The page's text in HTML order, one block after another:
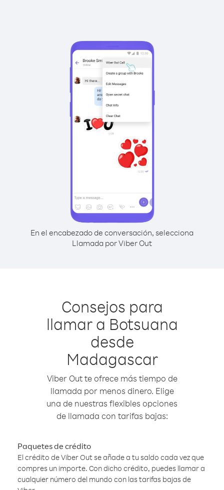
En el encabezado de conversación, selecciona
Llamada por Viber Out
Consejos para
llamar a Botsuana
desde
Madagascar
Viber Out te ofrece más tiempo de
llamada por menos dinero. Elige
una de nuestras flexibles opciones
de llamada con tarifas bajas:
Paquetes de crédito
El crédito de Viber Out se añade a tu saldo cada vez que
compres un importe. Con dicho crédito, puedes llamar a
cualquier número del mundo con las tarifas bajas de